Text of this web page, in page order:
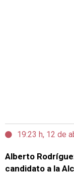
19:23 h, 12 de
Alberto
candidato a la